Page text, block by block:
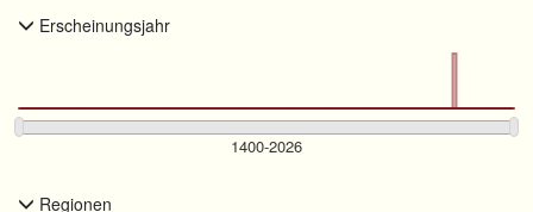
Erscheinungsjahr
Regionen